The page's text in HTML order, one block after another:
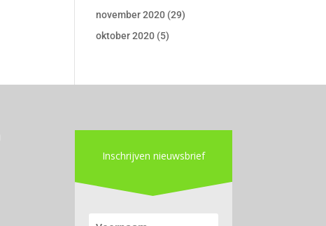
november 2020 (29)
oktober 2020 (5)
Inschrijven nieuwsbrief